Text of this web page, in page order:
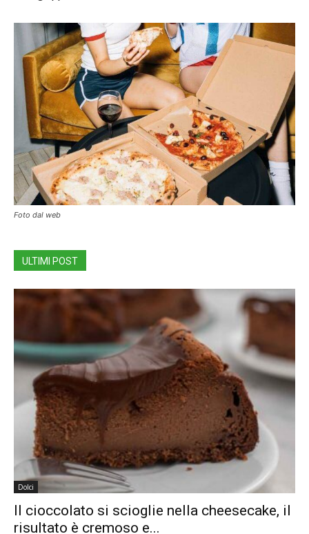
Foto dal web
ULTIMI POST
Dolci
Il cioccolato si scioglie nella cheesecake, il
risultato è cremoso e...